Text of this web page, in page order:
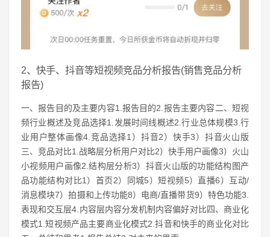
2、快手、抖音等短视频竞品分析报告(销售竞品分析
报告)
一、报告目的及主要内容1.报告目的2.报告主要内容二、短视
频行业概述及竞品选择1.发展时间线概述2.行业总体规模3.行
业用户整体画像4.竞品选择1）抖音2）快手3）抖音火山版
三、竞品对比1.战略层分析用户对比2）快手用户画像3）火山
小视频用户画像2.结构层分析3）抖音火山版的功能结构图产
品功能结构对比1）首页2）同城5）短视频5）直播6）互动/
消息模块7）拍摄和上传功能8）电商/直播带货9）特色功能3.
表现和交互层4.内容层内容分发机制内容偏好对比四、商业化
模式1.短视频产品主要商业化模式2.抖音和快手的商业化对比